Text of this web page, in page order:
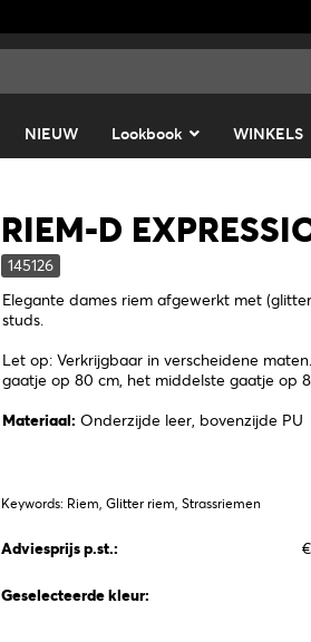
NIEUW Lookbook WINKELS
RIEM-D
145126
Elegante dames riem afgewerkt met
studs.
Let op: Verkrijgbaar in verscheidene
gaatje op 80 cm, het middelste gaatje op
Materiaal: Onderzijde leer, bovenzijde PU
Keywords: Riem, Glitter riem, Strassriemen
Adviesprijs p.st.:
Geselecteerde kleur: